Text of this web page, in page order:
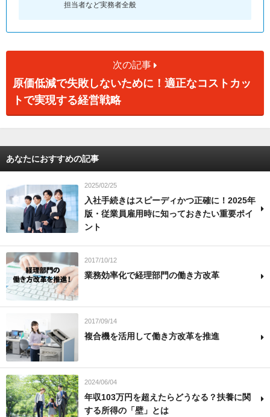
担当者など実務者全般
次の記事
原価低減で失敗しないために！適正なコストカッ
トで実現する経営戦略
あなたにおすすめの記事
2025/02/25
入社手続きはスピーディかつ正確に！2025年
版・従業員雇用時に知っておきたい重要ポイ
ント
2017/10/12
業務効率化で経理部門の働き方改革
2017/09/14
複合機を活用して働き方改革を推進
2024/06/04
年収103万円を超えたらどうなる？扶養に関
する所得の「壁」とは